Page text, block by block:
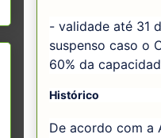
- validade até 31
suspenso caso o
60% da
Histórico
De acordo com a